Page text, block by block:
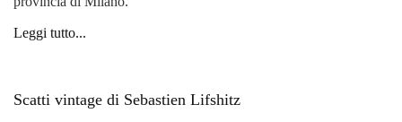
Leggi tutto...
Scatti vintage di Sebastien Lifshitz